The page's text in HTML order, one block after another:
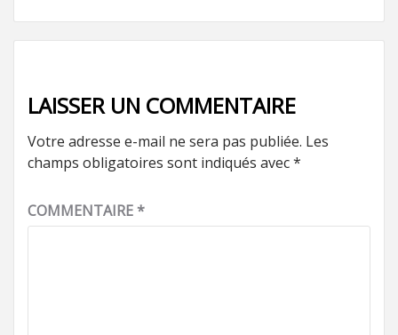
LAISSER UN COMMENTAIRE
Votre adresse e-mail ne sera pas publiée. Les
champs obligatoires sont indiqués avec*
COMMENTAIRE*